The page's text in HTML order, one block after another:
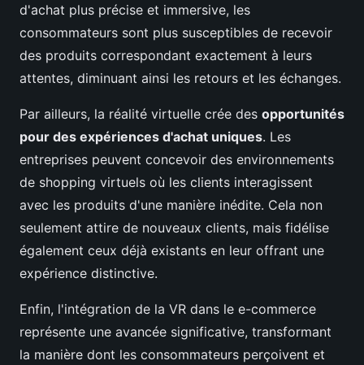
d'achat plus précise et immersive, les
consommateurs sont plus susceptibles de recevoir
des produits correspondant exactement à leurs
attentes, diminuant ainsi les retours et les échanges.
Par ailleurs, la réalité virtuelle crée des opportunités
pour des expériences d'achat uniques. Les
entreprises peuvent concevoir des environnements
de shopping virtuels où les clients interagissent
avec les produits d'une manière inédite. Cela non
seulement attire de nouveaux clients, mais fidélise
également ceux déjà existants en leur offrant une
expérience distinctive.
Enfin, l'intégration de la VR dans le e-commerce
représente une avancée significative, transformant
la manière dont les consommateurs perçoivent et